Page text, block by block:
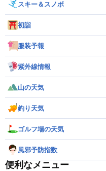
スキー＆スノボ
初詣
服装予報
紫外線情報
山の天気
釣り天気
ゴルフ場の天気
風邪予防指数
便利なメニュー